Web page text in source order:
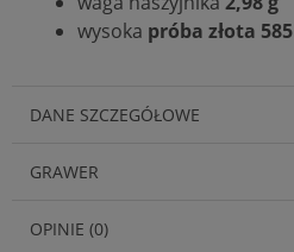
wysoka próba złota 585
DANE SZCZEGÓŁOWE
GRAWER
OPINIE (0)